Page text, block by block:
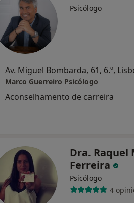
Psicólogo
Av. Miguel Bombarda, 61, 6.º,
Marco Guerreiro Psicólogo
Aconselhamento de carreira
Dra. Raquel
Ferreira
Psicólogo
4